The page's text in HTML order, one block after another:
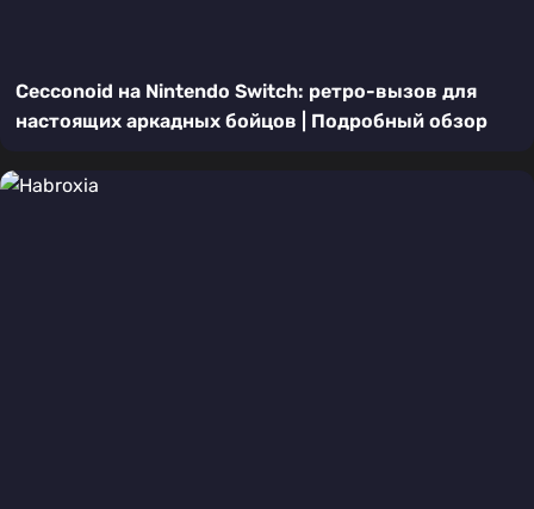
Cecconoid на Nintendo Switch: ретро-вызов для
настоящих аркадных бойцов | Подробный обзор